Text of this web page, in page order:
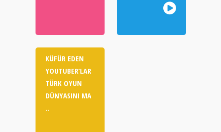
KÜFÜR EDEN
YOUTUBER’LAR
TÜRK OYUN
DÜNYASINI MA
..